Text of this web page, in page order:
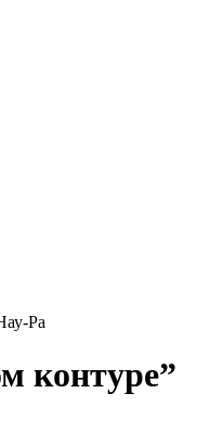
Ра
контуре”